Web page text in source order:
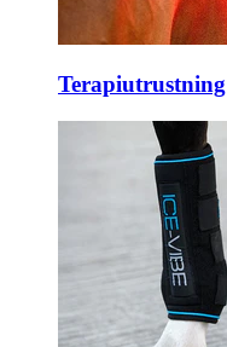
Terapiutrustning